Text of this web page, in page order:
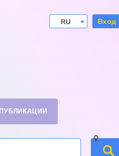
RU
Вход
ПУБЛИКАЦИИ